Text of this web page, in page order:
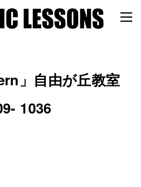
」自由が丘教室
1036